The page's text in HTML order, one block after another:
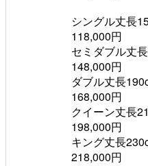
シングル丈長
118,000円
セミダブル丈
148,000円
ダブル丈長
168,000円
クイーン丈長
198,000円
キング丈長
218,000円